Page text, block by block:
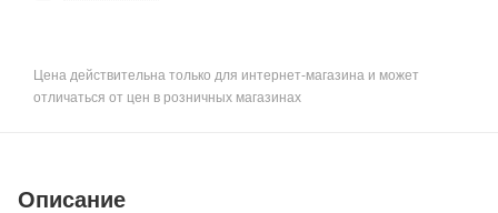
Цена действительна только для интернет-магазина и может
отличаться от цен в розничных магазинах
Описание